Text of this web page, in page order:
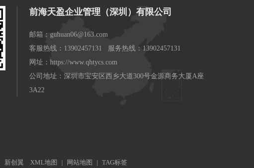
前海天盈企业管理（深圳）有限公司
邮箱：guhuan06@163.com
客服热线：13902457131 服务热线：13902457131
网址：https://www.qhtycs.com
公司地址：深圳市宝安区西乡大道300号金源商务大厦A座
3A22
新创翼 XML地图 | 网站地图 | TAG标签